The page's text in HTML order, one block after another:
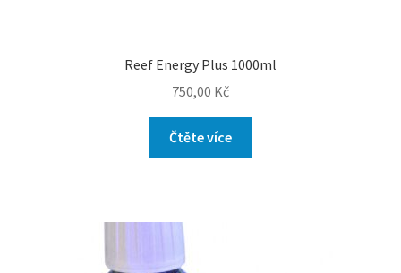
Reef Energy Plus 1000ml
750,00 Kč
Čtěte více